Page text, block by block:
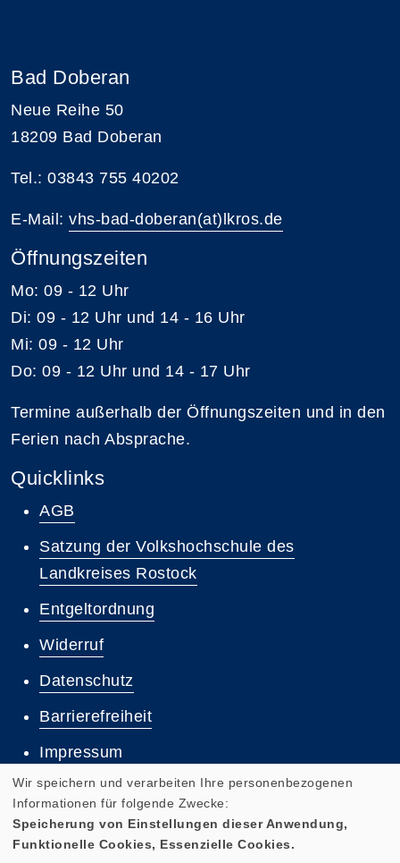
Bad Doberan
Neue Reihe 50
18209 Bad Doberan
Tel.: 03843 755 40202
E-Mail: vhs-bad-doberan(at)lkros.de
Öffnungszeiten
Mo: 09 - 12 Uhr
Di: 09 - 12 Uhr und 14 - 16 Uhr
Mi: 09 - 12 Uhr
Do: 09 - 12 Uhr und 14 - 17 Uhr
Termine außerhalb der Öffnungszeiten und in den
Ferien nach Absprache.
Quicklinks
AGB
Satzung der Volkshochschule des
Landkreises Rostock
Entgeltordnung
Widerruf
Datenschutz
Barrierefreiheit
Impressum
Cookie Einstellungen
Wir speichern und verarbeiten Ihre personenbezogenen
Informationen für folgende Zwecke:
Speicherung von Einstellungen dieser Anwendung,
Funktionelle Cookies, Essenzielle Cookies.